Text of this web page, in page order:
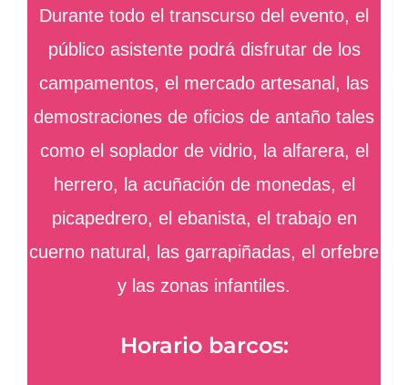
Durante todo el transcurso del evento, el
público asistente podrá disfrutar de los
campamentos, el mercado artesanal, las
demostraciones de oficios de antaño tales
como el soplador de vidrio, la alfarera, el
herrero, la acuñación de monedas, el
picapedrero, el ebanista, el trabajo en
cuerno natural, las garrapiñadas, el orfebre
y las zonas infantiles.
Horario barcos: